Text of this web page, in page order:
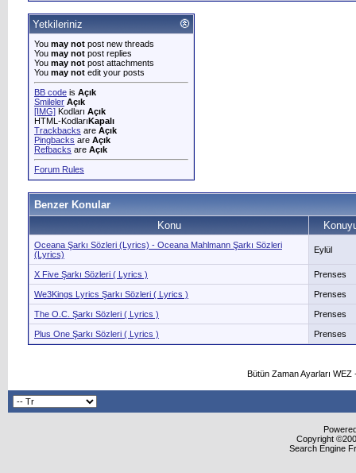
Yetkileriniz
You may not post new threads
You may not post replies
You may not post attachments
You may not edit your posts
BB code is Açık
Smileler Açık
[IMG] Kodları Açık
HTML-KodlarıKapalı
Trackbacks are Açık
Pingbacks are Açık
Refbacks are Açık
Forum Rules
Benzer Konular
Konu
Oceana Şarkı Sözleri (Lyrics) - Oceana Mahlmann Şarkı Sözleri
(Lyrics)
Eylül
X Five Şarkı Sözleri ( Lyrics ) Prenses
We3Kings Lyrics Şarkı Sözleri ( Lyrics ) Prenses
The O.C. Şarkı Sözleri ( Lyrics ) Prenses
Plus One Şarkı Sözleri ( Lyrics ) Prenses
Bütün Zaman Ayarları
Copyright
Search Engine